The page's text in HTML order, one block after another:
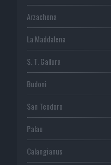
Arzachena
La Maddalena
S. T. Gallura
Budoni
San Teodoro
Palau
Calangianus